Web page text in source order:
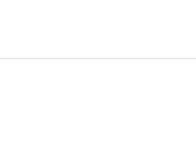
#CaravelleRace